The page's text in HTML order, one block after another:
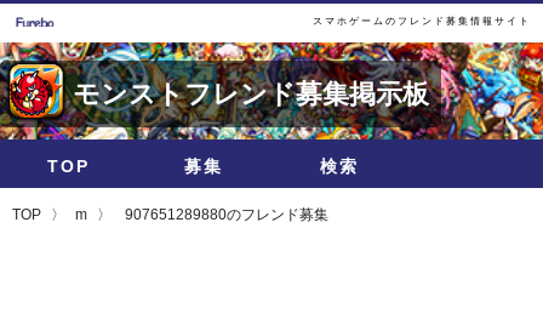
スマホゲームのフレンド募集情報サイト
モンストフレンド募集掲示板
TOP 募集 検索
TOP m 907651289880のフレンド募集